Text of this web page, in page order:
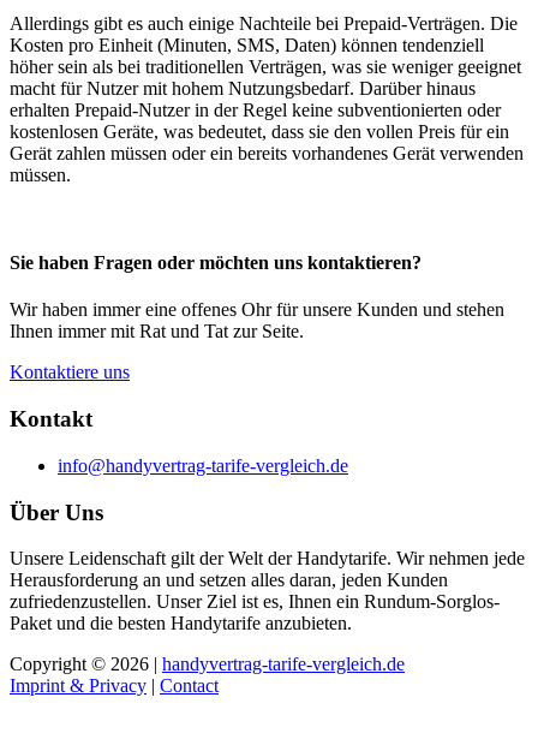
Allerdings gibt es auch einige Nachteile bei Prepaid-Verträgen. Die
Kosten pro Einheit (Minuten, SMS, Daten) können tendenziell
höher sein als bei traditionellen Verträgen, was sie weniger geeignet
macht für Nutzer mit hohem Nutzungsbedarf. Darüber hinaus
erhalten Prepaid-Nutzer in der Regel keine subventionierten oder
kostenlosen Geräte, was bedeutet, dass sie den vollen Preis für ein
Gerät zahlen müssen oder ein bereits vorhandenes Gerät verwenden
müssen.
Sie haben Fragen oder möchten uns kontaktieren?
Wir haben immer eine offenes Ohr für unsere Kunden und stehen
Ihnen immer mit Rat und Tat zur Seite.
Kontaktiere uns
Kontakt
info@handyvertrag-tarife-vergleich.de
Über Uns
Unsere Leidenschaft gilt der Welt der Handytarife. Wir nehmen jede
Herausforderung an und setzen alles daran, jeden Kunden
zufriedenzustellen. Unser Ziel ist es, Ihnen ein Rundum-Sorglos-
Paket und die besten Handytarife anzubieten.
Copyright © 2026 | handyvertrag-tarife-vergleich.de
Imprint & Privacy | Contact